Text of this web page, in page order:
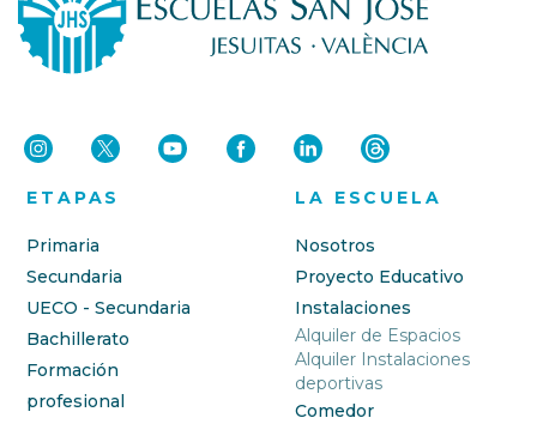
ETAPAS
Primaria
Secundaria
UECO - Secundaria
Bachillerato
Formación
profesional
LA ESCUELA
Nosotros
Proyecto Educativo
Instalaciones
Alquiler de Espacios
Alquiler Instalaciones
deportivas
Comedor